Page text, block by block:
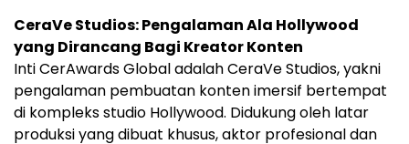
CeraVe Studios: Pengalaman Ala Hollywood
yang Dirancang Bagi Kreator Konten
Inti CerAwards Global adalah CeraVe Studios, yakni
pengalaman pembuatan konten imersif bertempat
di kompleks studio Hollywood. Didukung oleh latar
produksi yang dibuat khusus, aktor profesional dan